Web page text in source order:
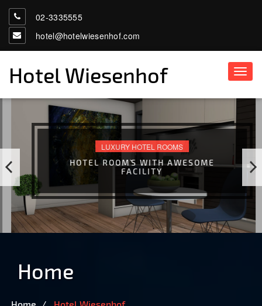
02-3335555
hotel@hotelwiesenhof.com
Hotel Wiesenhof
LUXURY HOTEL ROOMS
HOTEL ROOM`S WITH AWESOME
FACILITY
Home